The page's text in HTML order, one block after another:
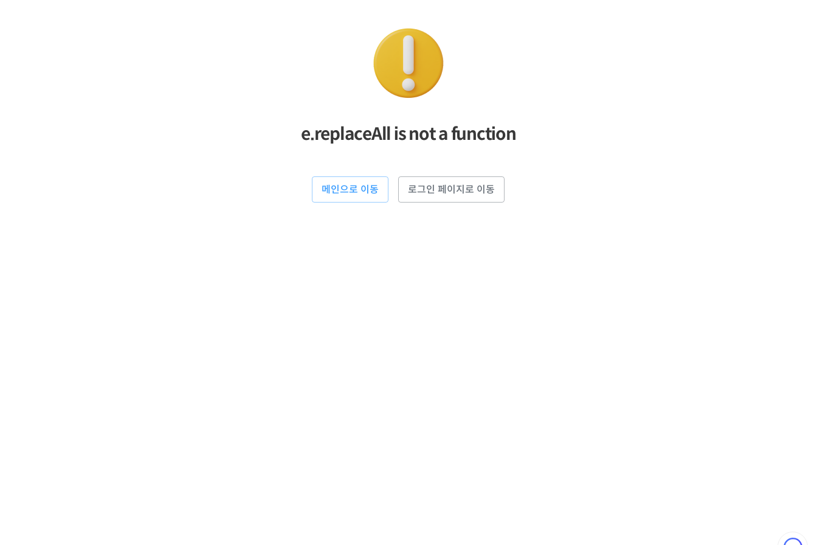
e.replaceAll is not a function
메인으로 이동 로그인 페이지로 이동